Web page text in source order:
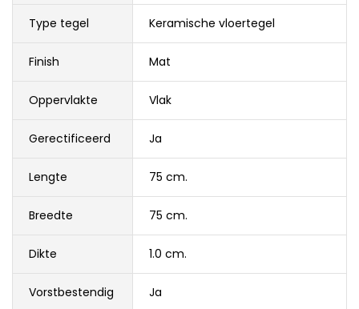
Type tegel Keramische vloertegel
Finish Mat
Oppervlakte Vlak
Gerectificeerd Ja
Lengte 75 cm.
Breedte 75 cm.
Dikte 1.0 cm.
Vorstbestendig Ja